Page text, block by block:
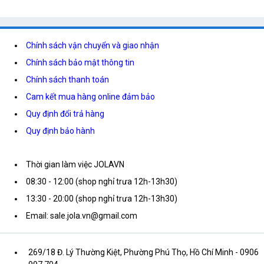
Chính sách vận chuyển và giao nhận
Chính sách bảo mật thông tin
Chính sách thanh toán
Cam kết mua hàng online đảm bảo
Quy định đổi trả hàng
Quy định bảo hành
Thời gian làm việc JOLAVN
08:30 - 12:00 (shop nghỉ trưa 12h-13h30)
13:30 - 20:00 (shop nghỉ trưa 12h-13h30)
Email: sale.jola.vn@gmail.com
269/18 Đ. Lý Thường Kiệt, Phường Phú Thọ, Hồ Chí Minh - 0906